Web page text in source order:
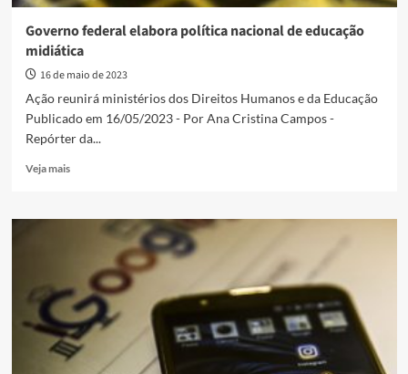
Governo federal elabora política nacional de educação
midiática
16 de maio de 2023
Ação reunirá ministérios dos Direitos Humanos e da Educação
Publicado em 16/05/2023 - Por Ana Cristina Campos -
Repórter da...
Veja maisRead
Governo
federal
política
nacional
de
educação
midiática